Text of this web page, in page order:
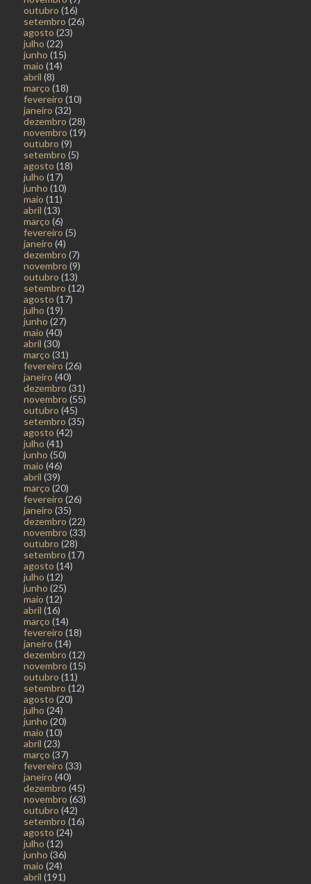
outubro (16)
setembro (26)
agosto (23)
julho (22)
junho (15)
maio (14)
abril (8)
março (18)
fevereiro (10)
janeiro (32)
dezembro (28)
novembro (19)
outubro (9)
setembro (5)
agosto (18)
julho (17)
junho (10)
maio (11)
abril (13)
março (6)
fevereiro (5)
janeiro (4)
dezembro (7)
novembro (9)
outubro (13)
setembro (12)
agosto (17)
julho (19)
junho (27)
maio (40)
abril (30)
março (31)
fevereiro (26)
janeiro (40)
dezembro (31)
novembro (55)
outubro (45)
setembro (35)
agosto (42)
julho (41)
junho (50)
maio (46)
abril (39)
março (20)
fevereiro (26)
janeiro (35)
dezembro (22)
novembro (33)
outubro (28)
setembro (17)
agosto (14)
julho (12)
junho (25)
maio (12)
abril (16)
março (14)
fevereiro (18)
janeiro (14)
dezembro (12)
novembro (15)
outubro (11)
setembro (12)
agosto (20)
julho (24)
junho (20)
maio (10)
abril (23)
março (37)
fevereiro (33)
janeiro (40)
dezembro (45)
novembro (63)
outubro (42)
setembro (16)
agosto (24)
julho (12)
junho (36)
maio (24)
abril (191)